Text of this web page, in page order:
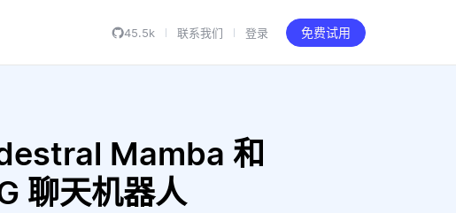
45.5k 联系我们 登录 免费试用
Mamba 和
聊天机器人